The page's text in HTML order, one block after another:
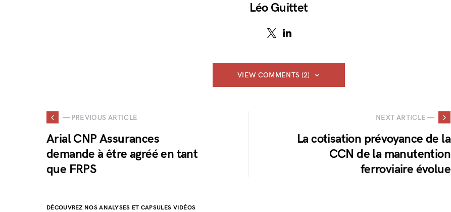
Léo Guittet
VIEW COMMENTS (2)
— PREVIOUS ARTICLE
Arial CNP Assurances
demande à être agréé en tant
que FRPS
NEXT ARTICLE —
La cotisation prévoyance de la
CCN de la manutention
ferroviaire évolue
DÉCOUVREZ NOS ANALYSES ET CAPSULES VIDÉOS